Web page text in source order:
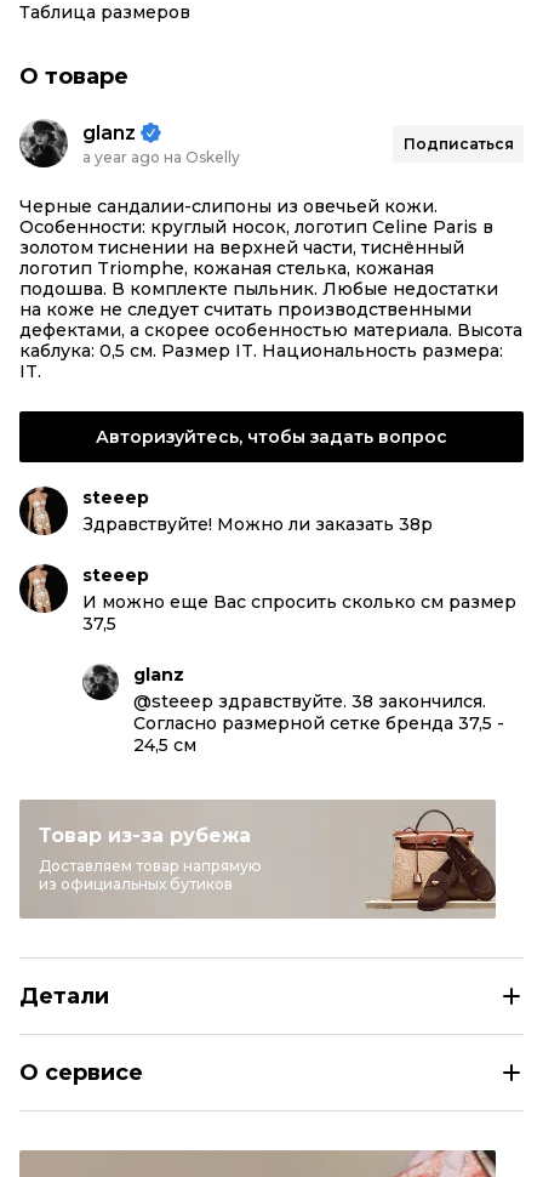
Таблица размеров
О товаре
glanz
a year ago на Oskelly
Подписаться
Черные сандалии-слипоны из овечьей кожи.
Особенности: круглый носок, логотип Celine Paris в
золотом тиснении на верхней части, тиснённый
логотип Triomphe, кожаная стелька, кожаная
подошва. В комплекте пыльник. Любые недостатки
на коже не следует считать производственными
дефектами, а скорее особенностью материала. Высота
каблука: 0,5 см. Размер IT. Национальность размера:
IT.
Авторизуйтесь, чтобы задать вопрос
steeep
Здравствуйте! Можно ли заказать 38р
steeep
И можно еще Вас спросить сколько см размер
37,5
glanz
@steeep здравствуйте. 38 закончился.
Согласно размерной сетке бренда 37,5 -
24,5 см
Товар из-за рубежа
Доставляем товар напрямую
из официальных бутиков
Детали
О сервисе